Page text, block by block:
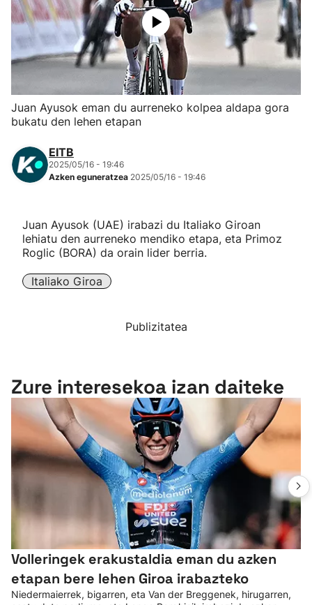
Herri-kirolak
Eskubaloia
Kirolak 360
Mendi-lasterketak
"Helmuga"
Juan Ayusok eman du aurreneko kolpea aldapa gora
bukatu den lehen etapan
EITB
2025/05/16 - 19:46
Azken eguneratzea 2025/05/16 - 19:46
Juan Ayusok (UAE) irabazi du Italiako Giroan
lehiatu den aurreneko mendiko etapa, eta Primoz
Roglic (BORA) da orain lider berria.
Italiako Giroa
Publizitatea
Zure interesekoa izan daiteke
Volleringek erakustaldia eman du azken
etapan bere lehen Giroa irabazteko
Niedermaierrek, bigarren, eta Van der Breggenek, hirugarren,